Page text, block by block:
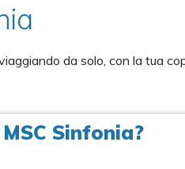
da solo, con la tua
Sinfonia?